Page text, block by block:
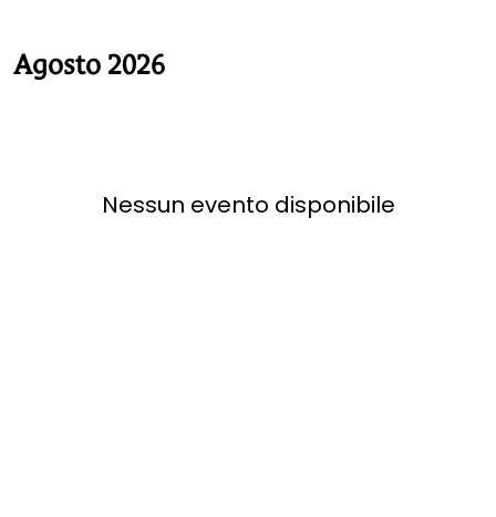
Agosto 2026
Nessun evento disponibile